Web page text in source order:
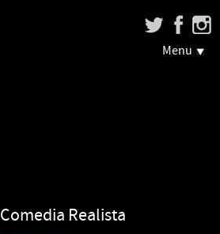
Menu
Comedia Realista